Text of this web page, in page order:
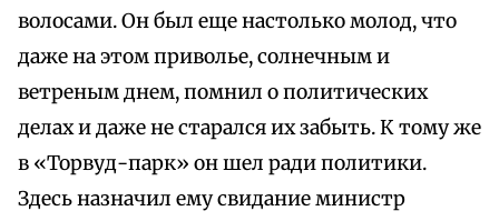
волосами. Он был еще настолько молод, что
даже на этом приволье, солнечным и
ветреным днем, помнил о политических
делах и даже не старался их забыть. К тому же
в «Торвуд-парк» он шел ради политики.
Здесь назначил ему свидание министр